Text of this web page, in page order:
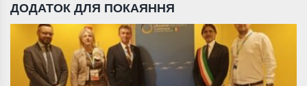
ДОДАТОК ДЛЯ ПОКАЯННЯ